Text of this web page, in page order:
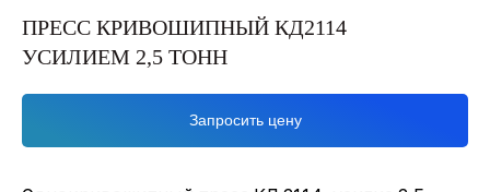
ПРЕСС КРИВОШИПНЫЙ КД2114
УСИЛИЕМ 2,5 ТОНН
Запросить цену